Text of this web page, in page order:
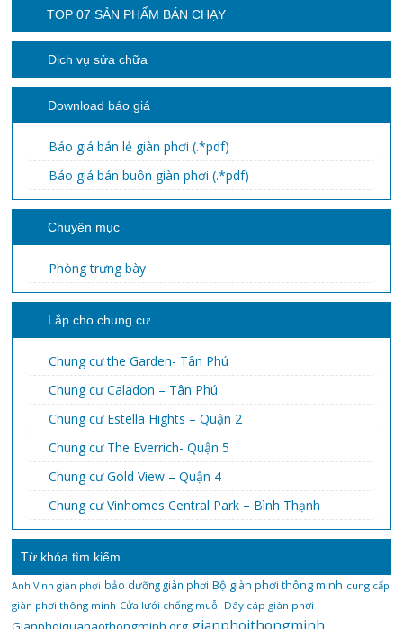
TOP 07 SẢN PHẨM BÁN CHẠY
Dịch vụ sửa chữa
Download báo giá
Báo giá bán lẻ giàn phơi (.*pdf)
Báo giá bán buôn giàn phơi (.*pdf)
Chuyên mục
Phòng trưng bày
Lắp cho chung cư
Chung cư the Garden- Tân Phú
Chung cư Caladon – Tân Phú
Chung cư Estella Hights – Quận 2
Chung cư The Everrich- Quận 5
Chung cư Gold View – Quận 4
Chung cư Vinhomes Central Park – Bình Thạnh
Từ khóa tìm kiếm
Anh Vinh giàn phơi bảo dưỡng giàn phơi Bộ giàn phơi thông minh cung cấp
giàn phơi thông minh Cửa lưới chống muỗi Dây cáp giàn phơi